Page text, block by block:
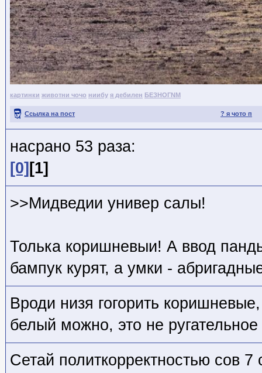
картинки животни чочо ниибу я дебилен БЕЗНОГNМ
? я чото п
Ссылка на пост
насрано 53 раза:
[0] [1]
>>Мидведии универ салы!
Толька коришневыи! А ввод
бампук курят, а умки -
Вроди низя гогорить
белый можно, это не
Сетай политкорректностью сов 7